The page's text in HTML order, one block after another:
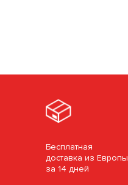
Бесплатная
доставка из Европы
за 14 дней